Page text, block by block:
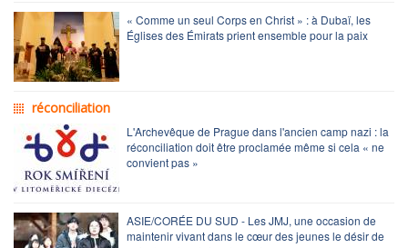
« Comme un seul Corps en Christ » : à Dubaï, les
Églises des Émirats prient ensemble pour la paix
réconciliation
L'Archevêque de Prague dans l'ancien camp nazi : la
réconciliation doit être proclamée même si cela « ne
convient pas »
ASIE/CORÉE DU SUD - Les JMJ, une occasion de
maintenir vivant dans le cœur des jeunes le désir de